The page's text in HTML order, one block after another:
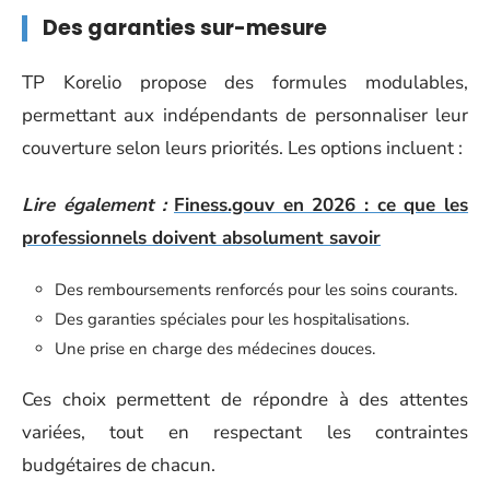
Des garanties sur-mesure
TP Korelio propose des formules modulables,
permettant aux indépendants de personnaliser leur
couverture selon leurs priorités. Les options incluent :
Lire également : Finess.gouv en 2026 : ce que les
professionnels doivent absolument savoir
Des remboursements renforcés pour les soins courants.
Des garanties spéciales pour les hospitalisations.
Une prise en charge des médecines douces.
Ces choix permettent de répondre à des attentes
variées, tout en respectant les contraintes
budgétaires de chacun.